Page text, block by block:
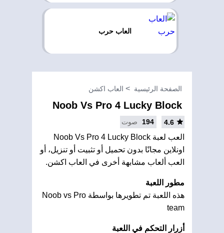
العاب حرب
الصفحة الرئيسية العاب اكشن
Noob Vs Pro 4 Lucky Block
4.6
194 صوت
العب لعبة Noob Vs Pro 4 Lucky Block
اونلاين مجانًا بدون تحميل أو تثبيت أو تنزيل، أو
العب ألعاب مشابهة أخرى في العاب اكشن.
مطور اللعبة
هذه اللعبة تم تطويرها بواسطة Noob vs Pro
team
أزرار التحكم في اللعبة